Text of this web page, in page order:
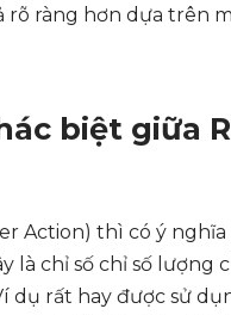
rõ ràng hơn dựa trên
biệt giữa
Action) thì có ý nghĩa
là chỉ số chỉ số lượng
dụ rất hay được sử